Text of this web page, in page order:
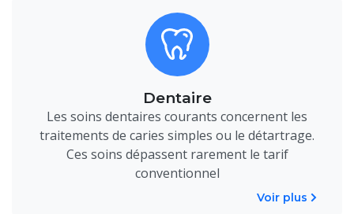
Dentaire
Les soins dentaires courants concernent les
traitements de caries simples ou le détartrage.
Ces soins dépassent rarement le tarif
conventionnel
Voir plus